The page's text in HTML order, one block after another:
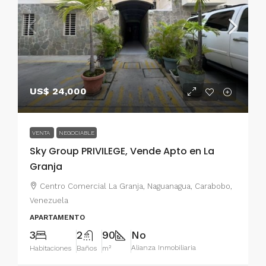
US$ 24,000
VENTA NEGOCIABLE
Sky Group PRIVILEGE, Vende Apto en La
Granja
Centro Comercial La Granja, Naguanagua, Carabobo,
Venezuela
APARTAMENTO
3
Habitaciones
2
Baños
90
m²
No
Alianza Inmobiliaria